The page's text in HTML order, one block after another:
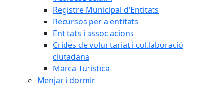
Registre Municipal d'Entitats
Recursos per a entitats
Entitats i associacions
Crides de voluntariat i col.laboració
ciutadana
Marca Turística
Menjar i dormir